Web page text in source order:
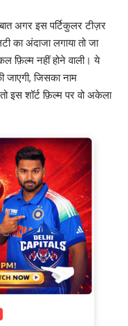
अगर इस पर्टिकुलर टीज़र
का अंदाजा लगाया तो जा
नहीं होने वाली। ये
जाएगी, जिसका नाम
शॉर्ट फ़िल्म पर वो अकेला